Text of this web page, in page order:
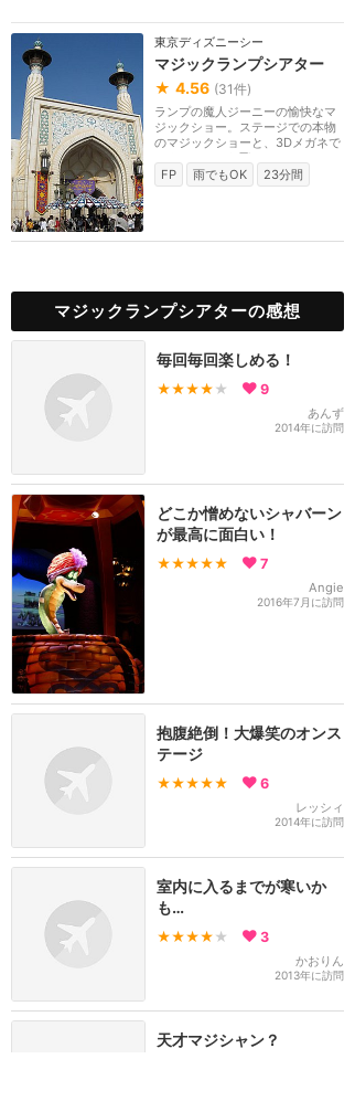
東京ディズニーシー
マジックランプシアター
★ 4.56 (31件)
ランプの魔人ジーニーの愉快なマ
ジックショー。ステージでの本物
のマジックショーと、3Dメガネで
スクリーンから飛...
FP
雨でもOK 23分間
マジックランプシアターの感想
毎回毎回楽しめる！
★★★★ ★ 9
あんず
2014年に訪問
どこか憎めないシャバーン
が最高に面白い！
★★★★★ 7
Angie
2016年7月に訪問
抱腹絶倒！大爆笑のオンス
テージ
★★★★★ 6
レッシィ
2014年に訪問
室内に入るまでが寒いか
も…
★★★★ ★ 3
かおりん
2013年に訪問
天才マジシャン？